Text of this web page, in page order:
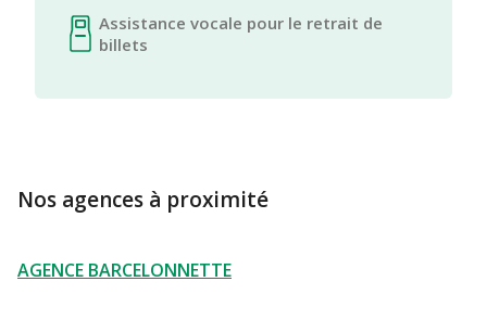
Assistance vocale pour le retrait de
billets
Nos agences à proximité
AGENCE BARCELONNETTE